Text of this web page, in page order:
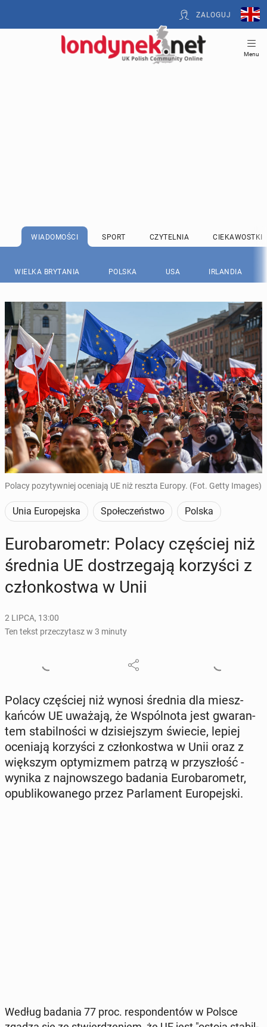
ZALOGUJ
Menu
WIADOMOŚCI SPORT CZYTELNIA CIEKAWOSTKI
WIELKA BRYTANIA POLSKA USA IRLANDIA
Polacy pozytywniej oceniają UE niż reszta Europy. (Fot. Getty Images)
Unia Europejska Społeczeństwo Polska
Eu­ro­ba­ro­metr: Polacy czę­ściej niż
średnia UE do­strze­ga­ją ko­rzy­ści z
człon­ko­stwa w Unii
2 LIPCA, 13:00
Ten tekst przeczytasz w 3 minuty
Polacy czę­ściej niż wynosi średnia dla miesz­
kań­ców UE uważają, że Wspól­no­ta jest gwa­ran­
tem sta­bil­no­ści w dzi­siej­szym świecie, lepiej
oce­nia­ją ko­rzy­ści z człon­ko­stwa w Unii oraz z
więk­szym opty­mi­zmem patrzą w przy­szłość -
wynika z naj­now­sze­go badania Eu­ro­ba­ro­metr,
opu­bli­ko­wa­ne­go przez Par­la­ment Eu­ro­pej­ski.
Według badania 77 proc. re­spon­den­tów w Polsce